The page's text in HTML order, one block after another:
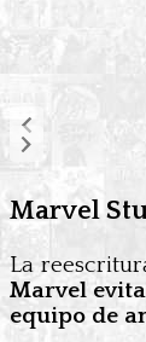
Marvel
La
Marvel
equipo de